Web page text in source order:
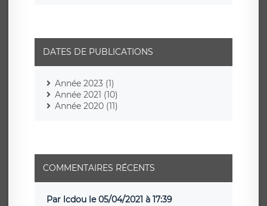
DATES DE PUBLICATIONS
Année 2023 (1)
Année 2021 (10)
Année 2020 (11)
COMMENTAIRES RÉCENTS
Par lcdou le 05/04/2021 à 17:39